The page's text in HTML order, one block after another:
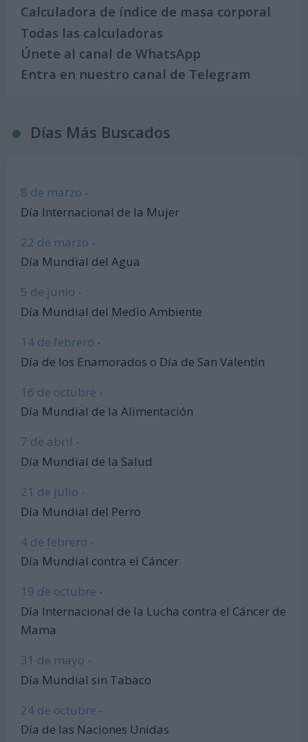
Calculadora de índice de masa corporal
Todas las calculadoras
Únete al canal de WhatsApp
Entra en nuestro canal de Telegram
Días Más Buscados
8 de marzo -
Día Internacional de la Mujer
22 de marzo -
Día Mundial del Agua
5 de junio -
Día Mundial del Medio Ambiente
14 de febrero -
Día de los Enamorados o Día de San Valentín
16 de octubre -
Día Mundial de la Alimentación
7 de abril -
Día Mundial de la Salud
21 de julio -
Día Mundial del Perro
4 de febrero -
Día Mundial contra el Cáncer
19 de octubre -
Día Internacional de la Lucha contra el Cáncer de
Mama
31 de mayo -
Día Mundial sin Tabaco
24 de octubre -
Día de las Naciones Unidas